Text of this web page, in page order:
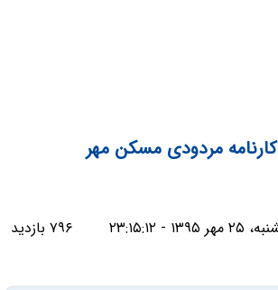
كارنامه مردودی مسكن مهر
۱۳۹۵ - ۲۳:۱۵:۱۲ ۷۹۶ بازدید